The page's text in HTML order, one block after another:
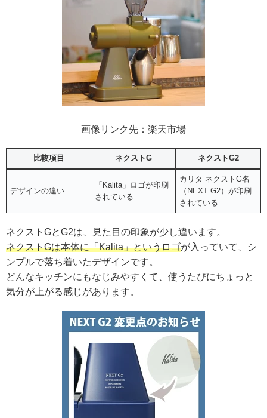
画像リンク先：楽天市場
比較項目 ネクストG ネクストG2
デザインの違い
「Kalita」ロゴが印刷
されている
カリタ ネクストG名
（NEXT G2）が印刷
されている
ネクストGとG2は、見た目の印象が少し違います。
ネクストGは本体に「Kalita」というロゴが入っていて、シ
ンプルで落ち着いたデザインです。
どんなキッチンにもなじみやすくて、使うたびにちょっと
気分が上がる感じがあります。